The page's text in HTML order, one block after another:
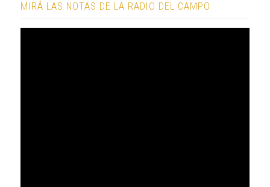
MIRÁ LAS NOTAS DE LA RADIO DEL CAMPO